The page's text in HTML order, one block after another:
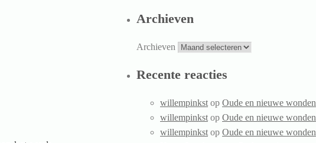
Archieven
Archieven
Recente reacties
willempinkst op Oude en nieuwe wonden
willempinkst op Oude en nieuwe wonden
willempinkst op Oude en nieuwe wonden